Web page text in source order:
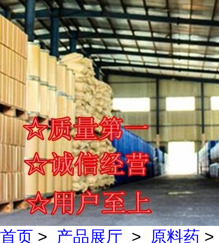
首页 > 产品展厅 > 原料药 >